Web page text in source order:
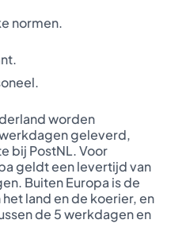
normen.
worden
geleverd,
bij PostNL. Voor
geldt een levertijd van
Buiten Europa is de
land en de koerier, en
de 5 werkdagen en